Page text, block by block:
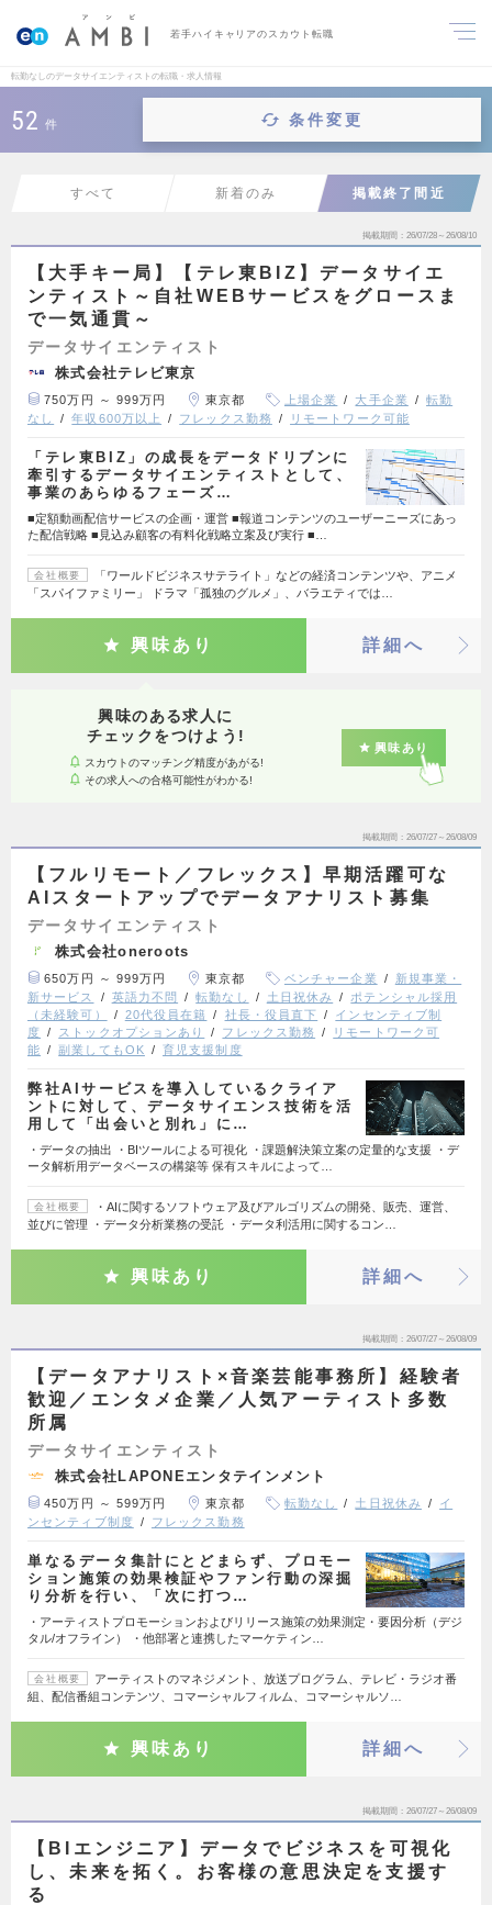
若手ハイキャリアのスカウト転職
転勤なしのデータサイエンティストの転職・求人情報
52 件 条件変更
すべて 新着のみ 掲載終了間近
掲載期間 26/07/28～26/08/10
【大手キー局】【テレ東BIZ】データサイエ
ンティスト～自社WEBサービスをグロースま
で一気通貫～
データサイエンティスト
株式会社テレビ東京
750万円 ～ 999万円 東京都 上場企業 大手企業
転勤
なし
年収600万以上 フレックス勤務 リモートワーク可能
「テレ東BIZ」の成長をデータドリブンに
牽引するデータサイエンティストとして、
事業のあらゆるフェーズ…
■定額動画配信サービスの企画・運営 ■報道コンテンツのユーザーニーズにあっ
た配信戦略 ■見込み顧客の有料化戦略立案及び実行 ■…
会社概要
「ワールドビジネスサテライト」などの経済コンテンツや、アニメ
「スパイファミリー」 ドラマ「孤独のグルメ」、バラエティでは…
興味あり 詳細へ
興味のある求人に
チェックをつけよう!
スカウトのマッチング精度があがる!
その求人への合格可能性がわかる!
興味あり
掲載期間 26/07/27～26/08/09
【フルリモート／フレックス】早期活躍可な
AIスタートアップでデータアナリスト募集
データサイエンティスト
株式会社oneroots
650万円 ～ 999万円 東京都 ベンチャー企業
新規事業・
新サービス
英語力不問 転勤なし 土日祝休み
ポテンシャル採用
（未経験可）
20代役員在籍 社長・役員直下
インセンティブ制
度
ストックオプションあり フレックス勤務
リモートワーク可
能
副業してもOK 育児支援制度
弊社AIサービスを導入しているクライア
ントに対して、データサイエンス技術を活
用して「出会いと別れ」に…
・データの抽出 ・BIツールによる可視化 ・課題解決策立案の定量的な支援 ・デ
ータ解析用データベースの構築等 保有スキルによって…
会社概要
・AIに関するソフトウェア及びアルゴリズムの開発、販売、運営、
並びに管理 ・データ分析業務の受託 ・データ利活用に関するコン…
興味あり 詳細へ
掲載期間 26/07/27～26/08/09
【データアナリスト×音楽芸能事務所】経験者
歓迎／エンタメ企業／人気アーティスト多数
所属
データサイエンティスト
株式会社LAPONEエンタテインメント
450万円 ～ 599万円 東京都 転勤なし 土日祝休み
イ
ンセンティブ制度
フレックス勤務
単なるデータ集計にとどまらず、プロモー
ション施策の効果検証やファン行動の深掘
り分析を行い、「次に打つ…
・アーティストプロモーションおよびリリース施策の効果測定・要因分析（デジ
タル/オフライン） ・他部署と連携したマーケティン…
会社概要
アーティストのマネジメント、放送プログラム、テレビ・ラジオ番
組、配信番組コンテンツ、コマーシャルフィルム、コマーシャルソ…
興味あり 詳細へ
掲載期間 26/07/27～26/08/09
【BIエンジニア】データでビジネスを可視化
し、未来を拓く。お客様の意思決定を支援す
る